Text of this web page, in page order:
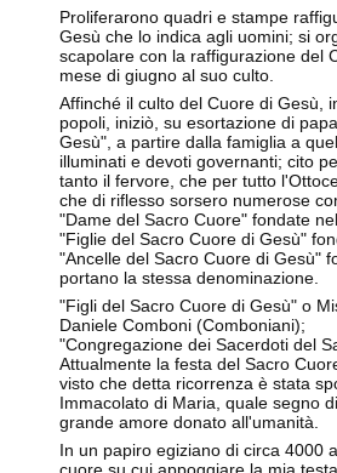
Proliferarono quadri e stampe
Gesù che lo indica agli uomini; si
scapolare con la raffigurazione del
mese di giugno al suo culto.
Affinché il culto del Cuore di Gesù,
popoli, iniziò, su esortazione di
Gesù", a partire dalla famiglia a
illuminati e devoti governanti; cito
tanto il fervore, che per tutto
che di riflesso sorsero numerose
"Dame del Sacro Cuore" fondate
"Figlie del Sacro Cuore di Gesù"
"Ancelle del Sacro Cuore di Gesù"
portano la stessa denominazione.
"Figli del Sacro Cuore di Gesù" o
Daniele Comboni (Comboniani);
"Congregazione dei Sacerdoti del
Attualmente la festa del Sacro
visto che detta ricorrenza è stata
Immacolato di Maria, quale segno
grande amore donato all'umanità.
In un papiro egiziano di circa 4000